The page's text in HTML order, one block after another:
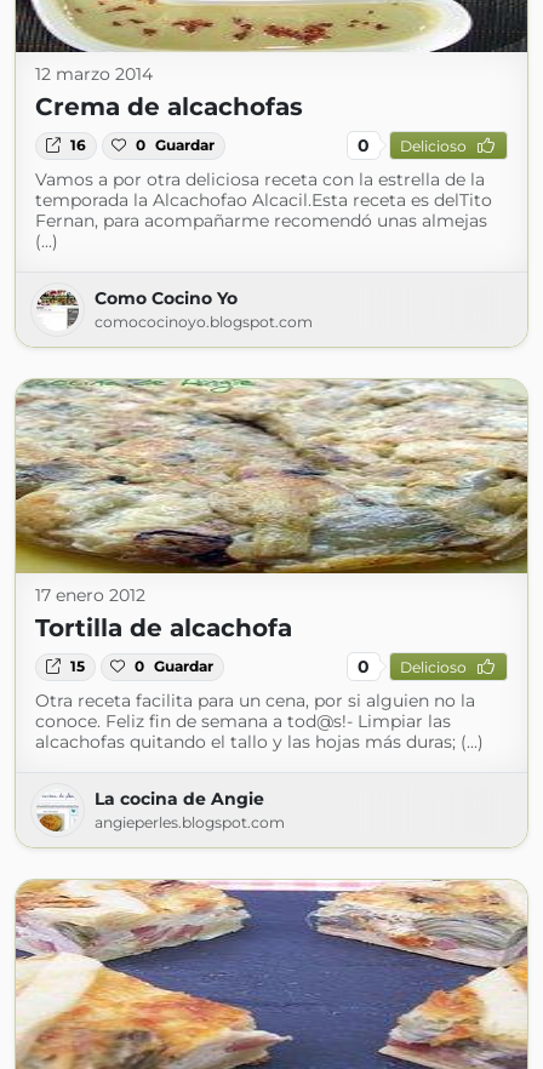
12 marzo 2014
Crema de alcachofas
16 0 Guardar 0 Delicioso
Vamos a por otra deliciosa receta con la estrella de la
temporada la Alcachofao Alcacil.Esta receta es delTito
Fernan, para acompañarme recomendó unas almejas
(...)
Como Cocino Yo
comococinoyo.blogspot.com
17 enero 2012
Tortilla de alcachofa
15 0 Guardar 0 Delicioso
Otra receta facilita para un cena, por si alguien no la
conoce. Feliz fin de semana a tod@s!- Limpiar las
alcachofas quitando el tallo y las hojas más duras; (...)
La cocina de Angie
angieperles.blogspot.com